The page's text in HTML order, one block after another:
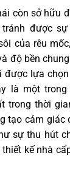
còn sở hữu
được
của rêu
độ bền
được lựa
là một
trong thời
tạo cảm giác
sự thu hút
kế nhà